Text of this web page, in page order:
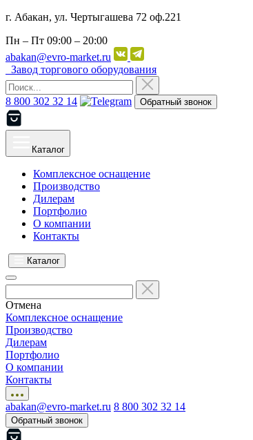
г. Абакан, ул. Чертыгашева 72 оф.221
Пн – Пт 09:00 – 20:00
abakan@evro-market.ru
Завод торгового оборудования
8 800 302 32 14 Обратный звонок
Каталог
Комплексное оснащение
Производство
Дилерам
Портфолио
О компании
Контакты
Каталог
Отмена
Комплексное оснащение
Производство
Дилерам
Портфолио
О компании
Контакты
abakan@evro-market.ru 8 800 302 32 14
Обратный звонок